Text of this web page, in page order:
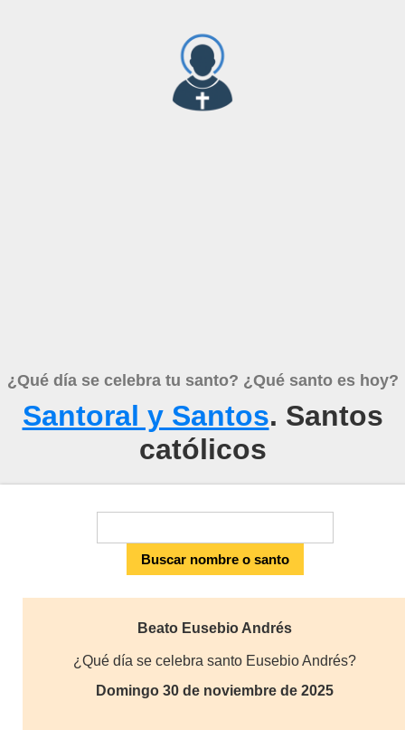
¿Qué día se celebra tu santo? ¿Qué santo es hoy?
Santoral y Santos. Santos
católicos
Beato Eusebio Andrés
¿Qué día se celebra santo Eusebio Andrés?
Domingo 30 de noviembre de 2025